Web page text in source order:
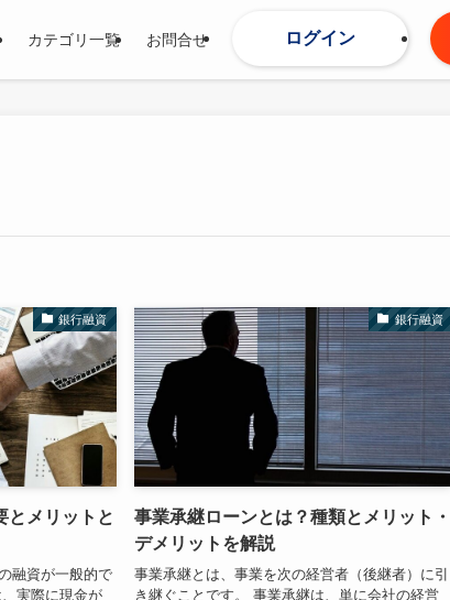
カテゴリ一覧 お問合せ ログイン
銀行融資
とメリットと
融資が一般的で
実際に現金が
銀行融資
事業承継ローンとは？種類とメリット・
デメリットを解説
事業承継とは、事業を次の経営者（後継者）に引
き継ぐことです。 事業承継は、単に会社の経営